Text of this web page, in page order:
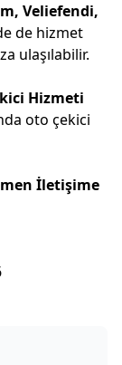
Veliefendi,
de hizmet
ulaşılabilir.
Hizmeti
oto çekici
İletişime